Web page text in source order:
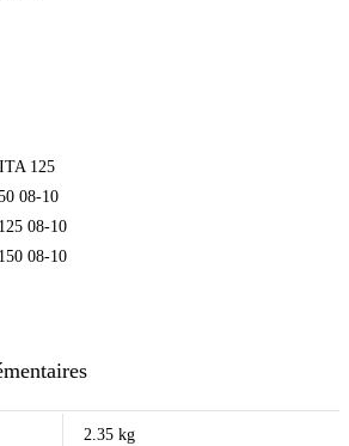
125
08-10
08-10
08-10
2.35 kg